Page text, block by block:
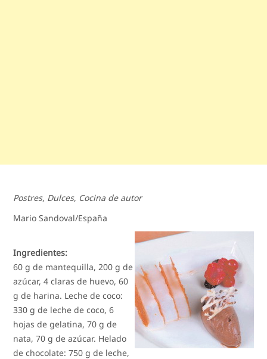
Postres, Dulces, Cocina de autor
Mario Sandoval/España
Ingredientes:
60 g de mantequilla, 200 g de
azúcar, 4 claras de huevo, 60
g de harina. Leche de coco:
330 g de leche de coco, 6
hojas de gelatina, 70 g de
nata, 70 g de azúcar. Helado
de chocolate: 750 g de leche,